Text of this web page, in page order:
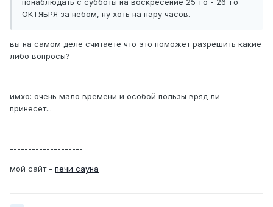
понаблюдать с субботы на воскресение 25-го - 26-го
ОКТЯБРЯ за небом, ну хоть на пару часов.
вы на самом деле считаете что это поможет разрешить какие
либо вопросы?
имхо: очень мало времени и особой пользы вряд ли
принесет...
--------------------
мой сайт - печи сауна